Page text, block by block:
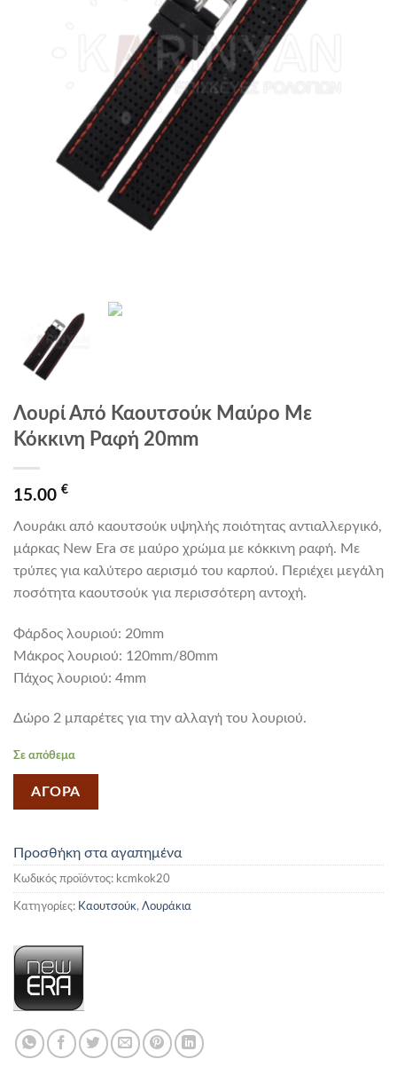
Λουρί Από Καουτσούκ Μαύρο Με
Κόκκινη Ραφή 20mm
15.00 €
Λουράκι από καουτσούκ υψηλής ποιότητας αντιαλλεργικό,
μάρκας New Era σε μαύρο χρώμα με κόκκινη ραφή. Με
τρύπες για καλύτερο αερισμό του καρπού. Περιέχει μεγάλη
ποσότητα καουτσούκ για περισσότερη αντοχή.
Φάρδος λουριού: 20mm
Mάκρος λουριού: 120mm/80mm
Πάχος λουριού: 4mm
Δώρο 2 μπαρέτες για την αλλαγή του λουριού.
Σε απόθεμα
ΑΓΟΡΑ
Προσθήκη στα αγαπημένα
Κωδικός προϊόντος: kcmkok20
Κατηγορίες: Καουτσούκ, Λουράκια